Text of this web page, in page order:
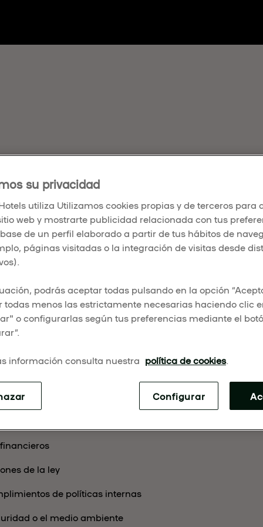
AL
DE UMUSIC
está diseñado para permitirte reportar de manera
dentro de nuestra organización.
para quejas comerciales ni para expresar
denunciar inquietudes graves, tales como:
de la ley
de políticas internas
o el medio ambiente
su privacidad
utiliza Utilizamos cookies propias y de terceros para
web y mostrarte publicidad relacionada con tus
de un perfil elaborado a partir de tus hábitos de
páginas visitadas o la integración de visitas desde
podrás aceptar todas pulsando en la opción
todas menos las estrictamente necesarias haciendo clic
o configurarlas según tus preferencias mediante el
información consulta nuestra política de cookies.
Configurar